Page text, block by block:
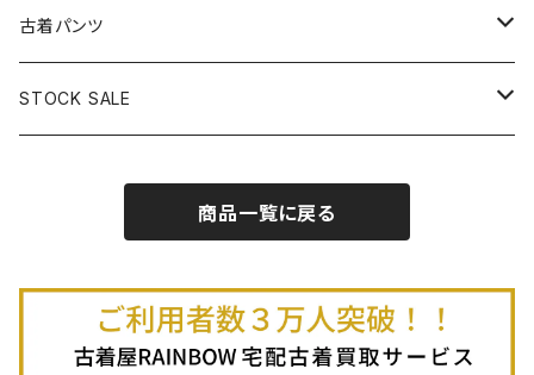
古着オールインワン
古着オーバーオール
古着半袖プルオーバー
古着長袖Ｔシャツ
古着半袖Ｔシャツ
古着ベスト
古着キャミソール
古着ポロシャツ
古着長袖ポロシャツ
古着スウェット
古着半袖ニット
古着ニットアウター
古着ライトコート
古着ヘビージャケット
古着羽織り
古着ロング丈スカート (丈76cm-)
古着膝丈スカート (丈56-75cm)
古着ミニ丈スカート (丈56-75cm)
古着パンツ
古着ロング丈パンツ
STOCK SALE
Autumn / Winter
商品一覧に戻る